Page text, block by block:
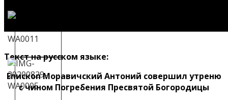
Текст на русском языке:
Епископ Моравичский Антоний совершил утреню
с чином Погребения Пресвятой Богородицы